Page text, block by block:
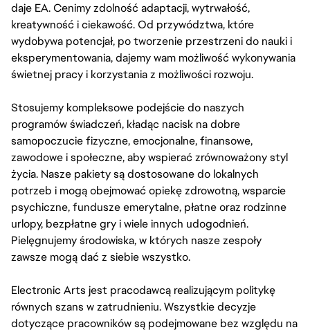
daje EA. Cenimy zdolność adaptacji, wytrwałość,
kreatywność i ciekawość. Od przywództwa, które
wydobywa potencjał, po tworzenie przestrzeni do nauki i
eksperymentowania, dajemy wam możliwość wykonywania
świetnej pracy i korzystania z możliwości rozwoju.
Stosujemy kompleksowe podejście do naszych
programów świadczeń, kładąc nacisk na dobre
samopoczucie fizyczne, emocjonalne, finansowe,
zawodowe i społeczne, aby wspierać zrównoważony styl
życia. Nasze pakiety są dostosowane do lokalnych
potrzeb i mogą obejmować opiekę zdrowotną, wsparcie
psychiczne, fundusze emerytalne, płatne oraz rodzinne
urlopy, bezpłatne gry i wiele innych udogodnień.
Pielęgnujemy środowiska, w których nasze zespoły
zawsze mogą dać z siebie wszystko.
Electronic Arts jest pracodawcą realizującym politykę
równych szans w zatrudnieniu. Wszystkie decyzje
dotyczące pracowników są podejmowane bez względu na